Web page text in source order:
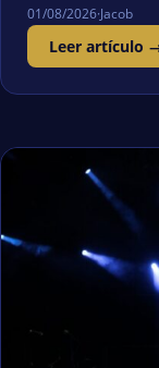
01/08/2026·Jacob
Leer artículo